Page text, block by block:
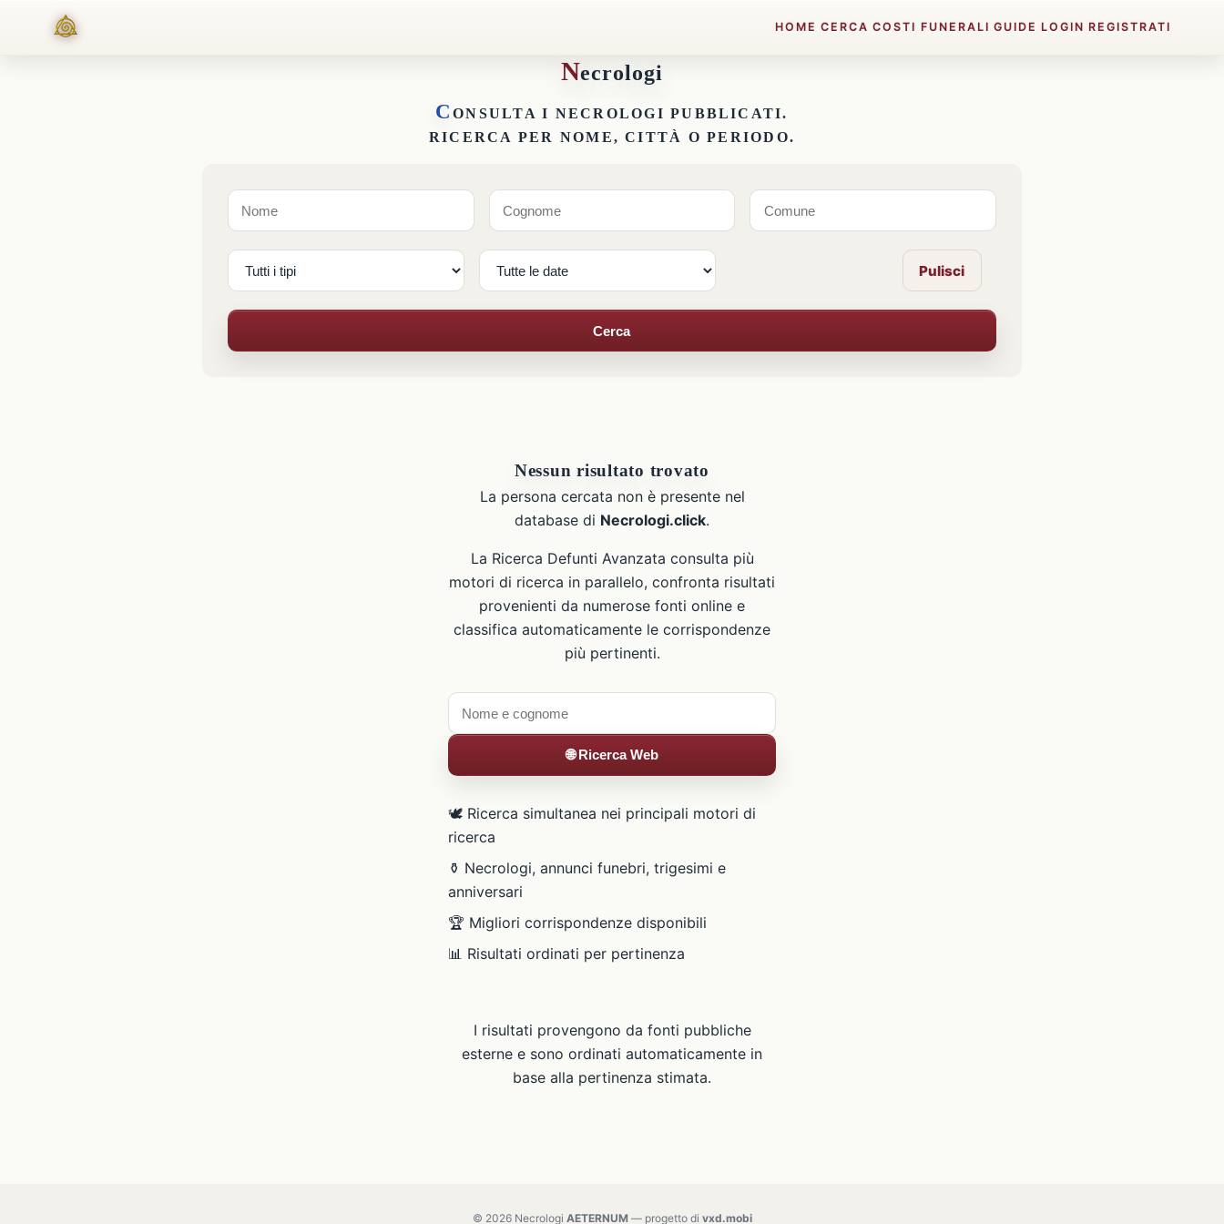
HOME CERCA COSTI FUNERALI GUIDE LOGIN REGISTRATI
Necrologi
C ONSULTA I NECROLOGI PUBBLICATI.
RICERCA PER NOME, CITTÀ O PERIODO.
Pulisci
Cerca
Nessun risultato trovato
La persona cercata non è presente nel
database di Necrologi.click.
La Ricerca Defunti Avanzata consulta più
motori di ricerca in parallelo, confronta risultati
provenienti da numerose fonti online e
classifica automaticamente le corrispondenze
più pertinenti.
🌐 Ricerca Web
🕊️ Ricerca simultanea nei principali motori di
ricerca
⚱️ Necrologi, annunci funebri, trigesimi e
anniversari
🏆 Migliori corrispondenze disponibili
📊 Risultati ordinati per pertinenza
I risultati provengono da fonti pubbliche
esterne e sono ordinati automaticamente in
base alla pertinenza stimata.
© 2026 Necrologi AETERNUM— progetto di vxd.mobi